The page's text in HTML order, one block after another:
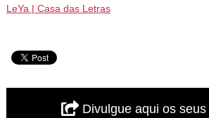
LeYa | Casa das Letras
Divulgue aqui os seus